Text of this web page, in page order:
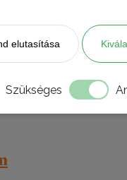
elutasítása
Szükséges
melyek mechanikus és